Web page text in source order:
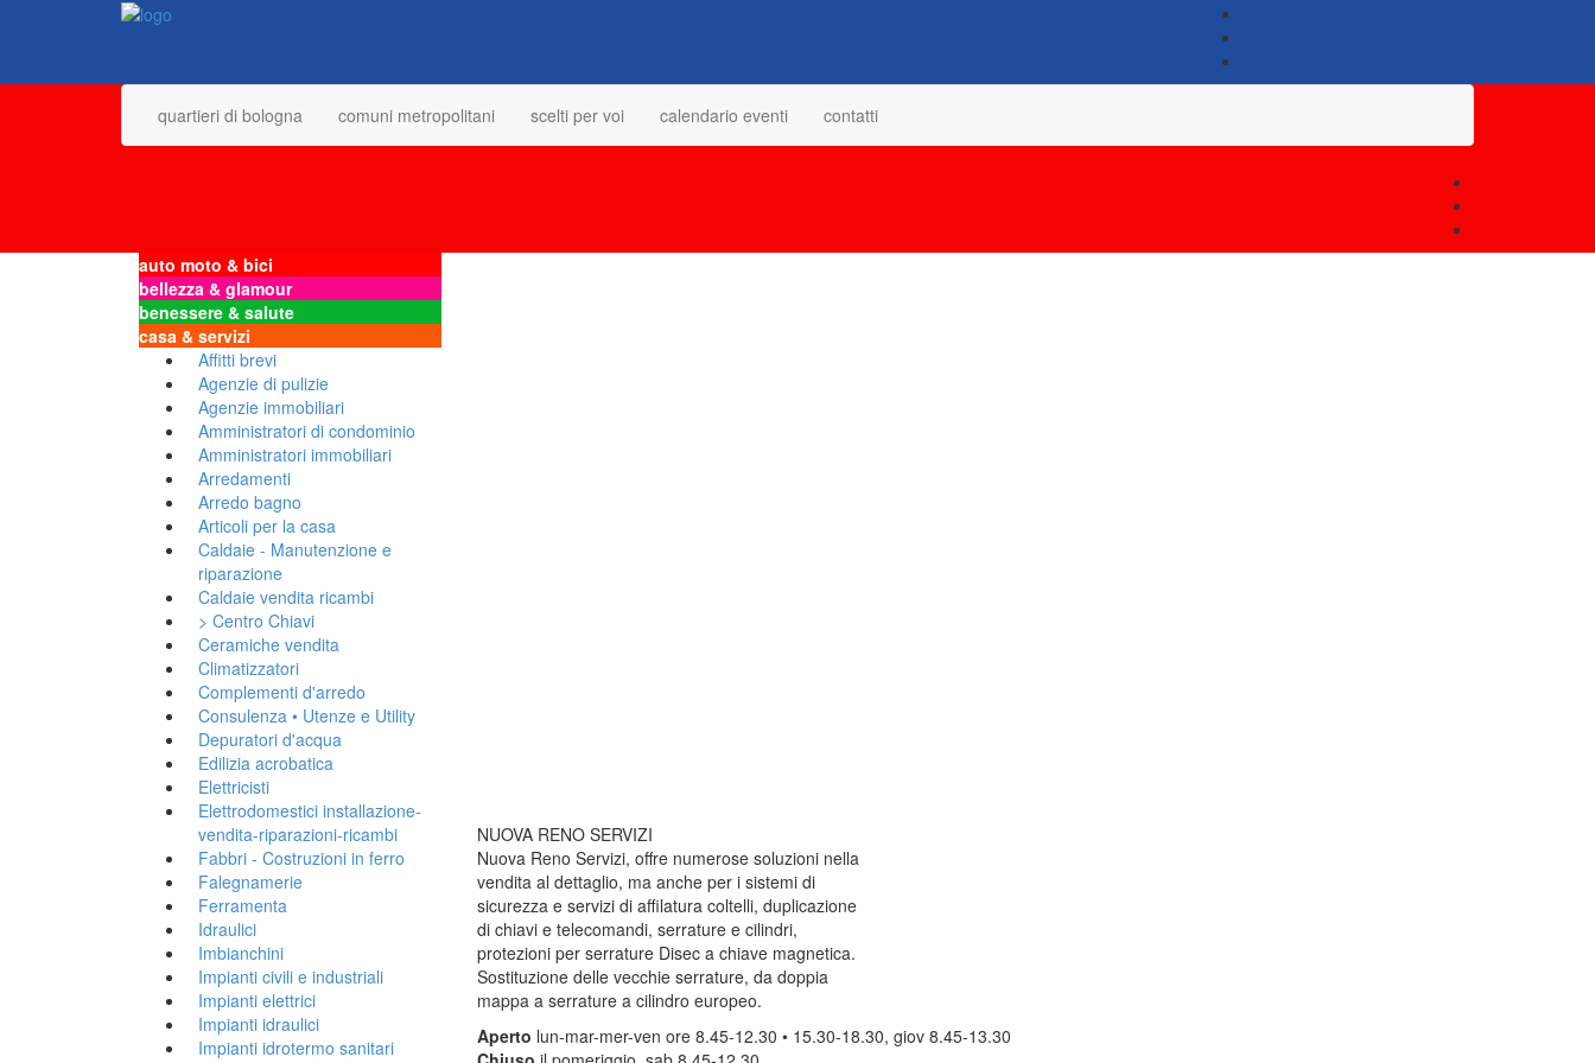
quartieri di bologna comuni metropolitani scelti per voi calendario eventi contatti
auto moto & bici
bellezza & glamour
benessere & salute
casa & servizi
Affitti brevi
Agenzie di pulizie
Agenzie immobiliari
Amministratori di condominio
Amministratori immobiliari
Arredamenti
Arredo bagno
Articoli per la casa
Caldaie - Manutenzione e
riparazione
Caldaie vendita ricambi
> Centro Chiavi
Ceramiche vendita
Climatizzatori
Complementi d'arredo
Consulenza • Utenze e Utility
Depuratori d'acqua
Edilizia acrobatica
Elettricisti
Elettrodomestici installazione-
vendita-riparazioni-ricambi
Fabbri - Costruzioni in ferro
Falegnamerie
Ferramenta
Idraulici
Imbianchini
Impianti civili e industriali
Impianti elettrici
Impianti idraulici
Impianti idrotermo sanitari
NUOVA RENO SERVIZI
Nuova Reno Servizi, offre numerose soluzioni nella
vendita al dettaglio, ma anche per i sistemi di
sicurezza e servizi di affilatura coltelli, duplicazione
di chiavi e telecomandi, serrature e cilindri,
protezioni per serrature Disec a chiave magnetica.
Sostituzione delle vecchie serrature, da doppia
mappa a serrature a cilindro europeo.
Aperto lun-mar-mer-ven ore 8.45-12.30 • 15.30-18.30, giov 8.45-13.30